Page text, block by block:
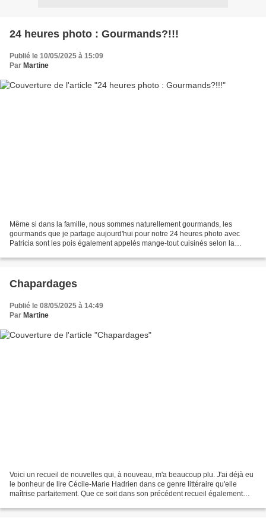
24 heures photo : Gourmands?!!!
Publié le 10/05/2025 à 15:09
Par Martine
Même si dans la famille, nous sommes naturellement gourmands, les
gourmands que je partage aujourd'hui pour notre 24 heures photo avec
Patricia sont les pois également appelés mange-tout cuisinés selon la
Chapardages
Publié le 08/05/2025 à 14:49
Par Martine
Voici un recueil de nouvelles qui, à nouveau, m'a beaucoup plu. J'ai déjà eu
le bonheur de lire Cécile-Marie Hadrien dans ce genre littéraire qu'elle
maîtrise parfaitement. Que ce soit dans son précédent recueil également